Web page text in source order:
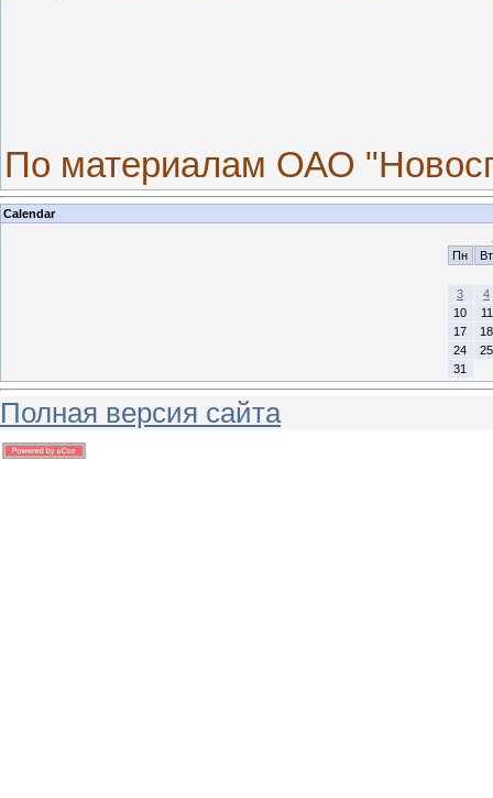
По материалам ОАО
Calendar
Пн
Вт
3
4
10
11
17
18
24
25
31
Полная версия сайта